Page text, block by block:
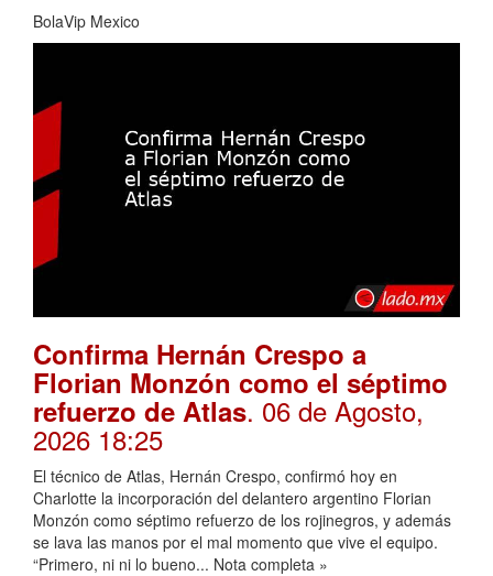
BolaVip Mexico
Confirma Hernán Crespo a
Florian Monzón como el séptimo
refuerzo de Atlas. 06 de Agosto,
2026 18:25
El técnico de Atlas, Hernán Crespo, confirmó hoy en
Charlotte la incorporación del delantero argentino Florian
Monzón como séptimo refuerzo de los rojinegros, y además
se lava las manos por el mal momento que vive el equipo.
“Primero, ni ni lo bueno... Nota completa »